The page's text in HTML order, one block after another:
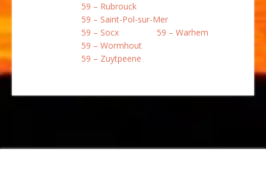
59 – Rubrouck
59 – Saint-Pol-sur-Mer
59 – Socx
59 – Warhem
59 – Wormhout
59 – Zuytpeene